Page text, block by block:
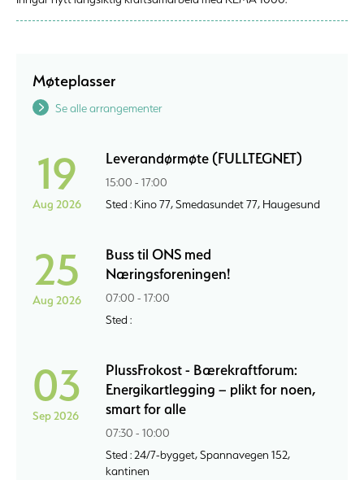
Møteplasser
Se alle arrangementer
19
Aug 2026
Leverandørmøte (FULLTEGNET)
15:00 - 17:00
Sted : Kino 77, Smedasundet 77, Haugesund
25
Aug 2026
Buss til ONS med
Næringsforeningen!
07:00 - 17:00
Sted :
03
Sep 2026
PlussFrokost - Bærekraftforum:
Energikartlegging – plikt for noen,
smart for alle
07:30 - 10:00
Sted : 24/7-bygget, Spannavegen 152,
kantinen